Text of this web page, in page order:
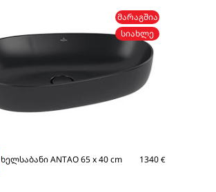
ᲛᲐᲠᲐᲒᲨᲘᲐ
ᲡᲘᲐᲮᲚᲔ
ხელსაბანი ANTAO 65 x 40 cm 1340 €